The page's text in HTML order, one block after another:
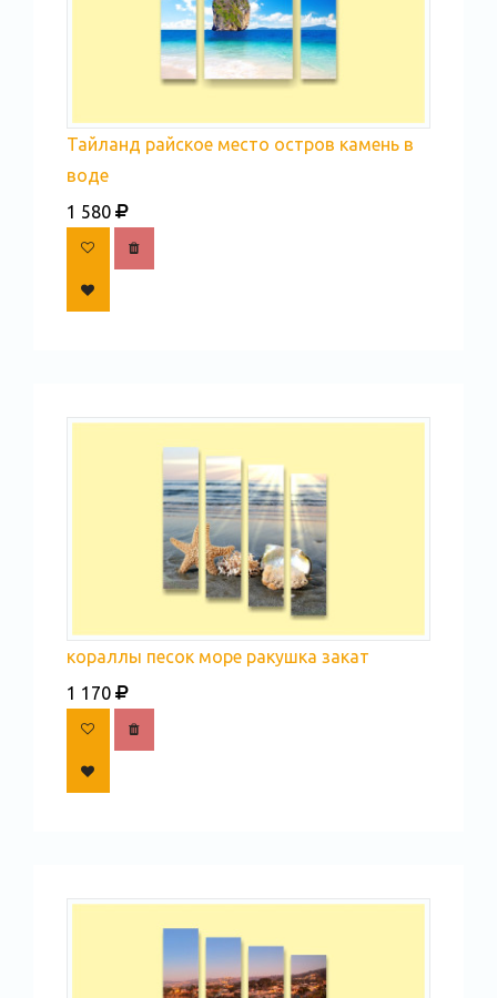
Тайланд райское место остров камень в
воде
1 580
кораллы песок море ракушка закат
1 170